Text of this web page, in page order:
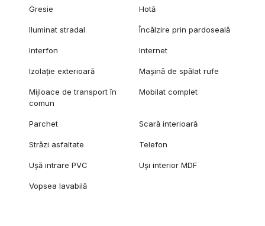
Gresie Hotă
Iluminat stradal Încălzire prin pardoseală
Interfon Internet
Izolație exterioară Mașină de spălat rufe
Mijloace de transport în
comun
Mobilat complet
Parchet Scară interioară
Străzi asfaltate Telefon
Ușă intrare PVC Uși interior MDF
Vopsea lavabilă